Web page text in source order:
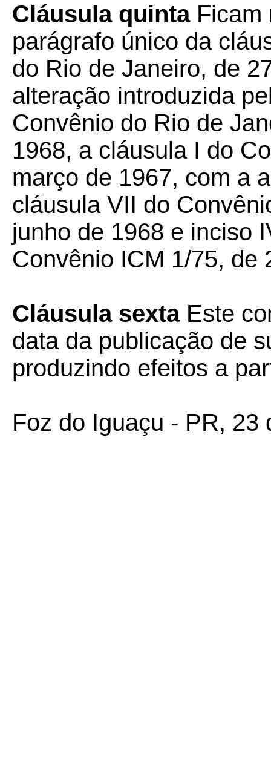
Cláusula quinta Ficam
parágrafo único da
do Rio de Janeiro, de
alteração introduzida
Convênio do Rio de
1968, a cláusula I do
março de 1967, com a
cláusula VII do
junho de 1968 e inciso
Convênio ICM 1/75, de
Cláusula sextaEste
data da publicação de
produzindo efeitos a
Foz do Iguaçu - PR, 23